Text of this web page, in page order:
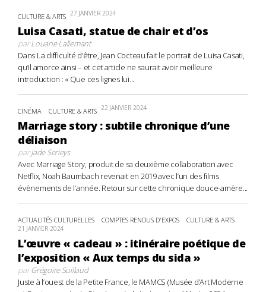
CULTURE & ARTS 27 JANVIER 2024
Luisa Casati, statue de chair et d’os
parLouane Lallemant
Dans La difficulté d’être, Jean Cocteau fait le portrait de Luisa Casati,
qu’il amorce ainsi – et cet article ne saurait avoir meilleure
introduction : « Que ces lignes lui...
CINÉMA CULTURE & ARTS 22 JANVIER 2024
Marriage story : subtile chronique d’une
déliaison
parJade Serieys
Avec Marriage Story, produit de sa deuxième collaboration avec
Netflix, Noah Baumbach revenait en 2019 avec l’un des films
évènements de l’année. Retour sur cette chronique douce-amère...
ACTUALITÉS CULTURELLES COMPTES RENDUS D'EXPOS CULTURE & ARTS
21 JANVIER 2024
L’œuvre « cadeau » : itinéraire poétique de
l’exposition « Aux temps du sida »
parGrégoire Suillaud
Juste à l’ouest de la Petite France, le MAMCS (Musée d’Art Moderne